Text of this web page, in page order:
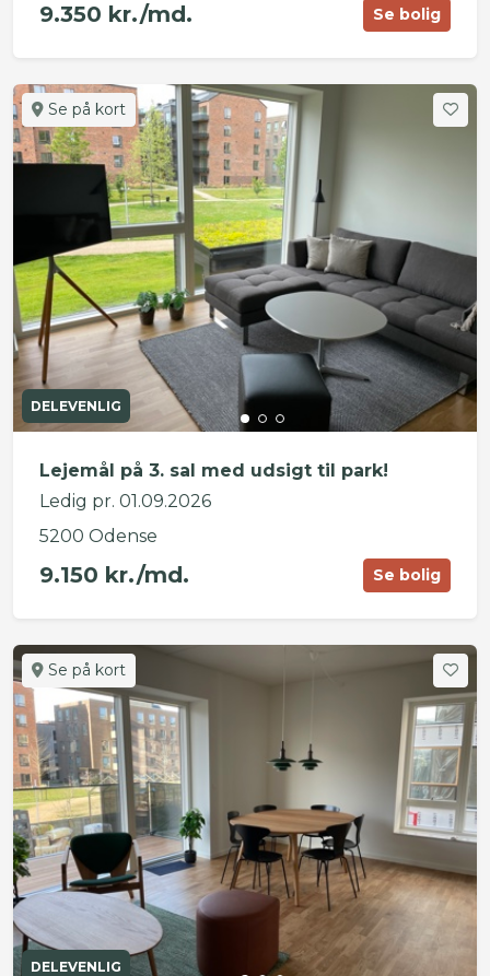
9.350 kr./md. Se bolig
Se på kort
DELEVENLIG
Lejemål på 3. sal med udsigt til park!
Ledig pr. 01.09.2026
5200 Odense
9.150 kr./md. Se bolig
Se på kort
DELEVENLIG